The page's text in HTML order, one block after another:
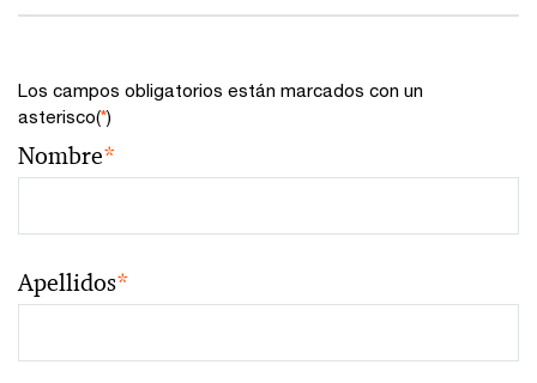
Los campos obligatorios están marcados con un
asterisco(*)
Nombre*
Apellidos*